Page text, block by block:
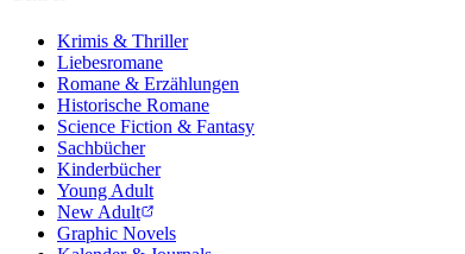
Krimis & Thriller
Liebesromane
Romane & Erzählungen
Historische Romane
Science Fiction & Fantasy
Sachbücher
Kinderbücher
Young Adult
New Adult
Graphic Novels